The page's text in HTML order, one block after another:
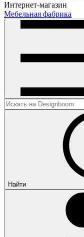
Интернет-магазин
Мебельная фабрика
Найти